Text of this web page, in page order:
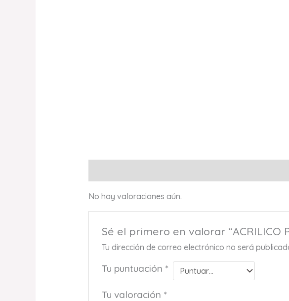
No hay valoraciones aún.
Sé el primero en valorar “ACRILICO
Tu dirección de correo electrónico no será
Tu puntuación *
Tu valoración *